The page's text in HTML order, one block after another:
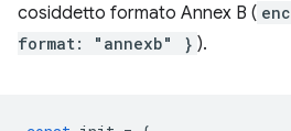
cosiddetto formato Annex B (
format: "annexb" } ).